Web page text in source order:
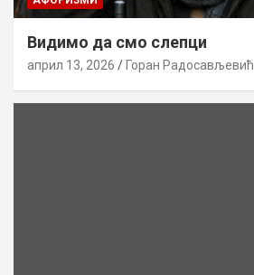
Видимо да смо слепци
април 13, 2026 Горан Радосављевић